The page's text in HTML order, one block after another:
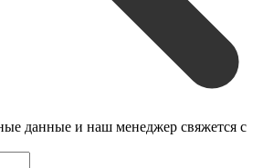
данные и наш менеджер свяжется с